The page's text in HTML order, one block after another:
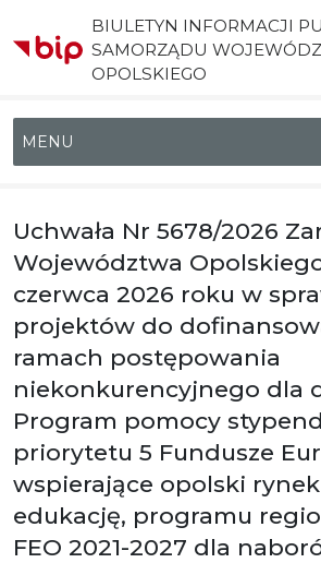
BIULETYN INFORMACJI
SAMORZĄDU
OPOLSKIEGO
Menu główne
Uchwała Nr 5678/2026
Województwa
czerwca 2026 roku w
projektów do
ramach postępowania
niekonkurencyjnego dla
Program pomocy
priorytetu 5 Fundusze
wspierające opolski
edukację, programu
FEO 2021-2027 dla